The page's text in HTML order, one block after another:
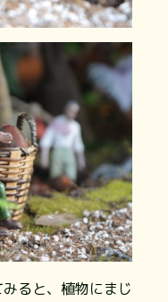
ると、植物にまじ